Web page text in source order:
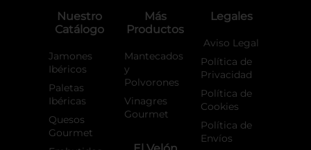
-
a
m
Nuestro
Catálogo
Jamones
Ibéricos
Paletas
Ibéricas
Quesos
Gourmet
Más
Productos
Mantecados
y
Polvorones
Vinagres
Gourmet
Legales
Aviso Legal
Política de
Privacidad
Política de
Cookies
Política de
Envíos